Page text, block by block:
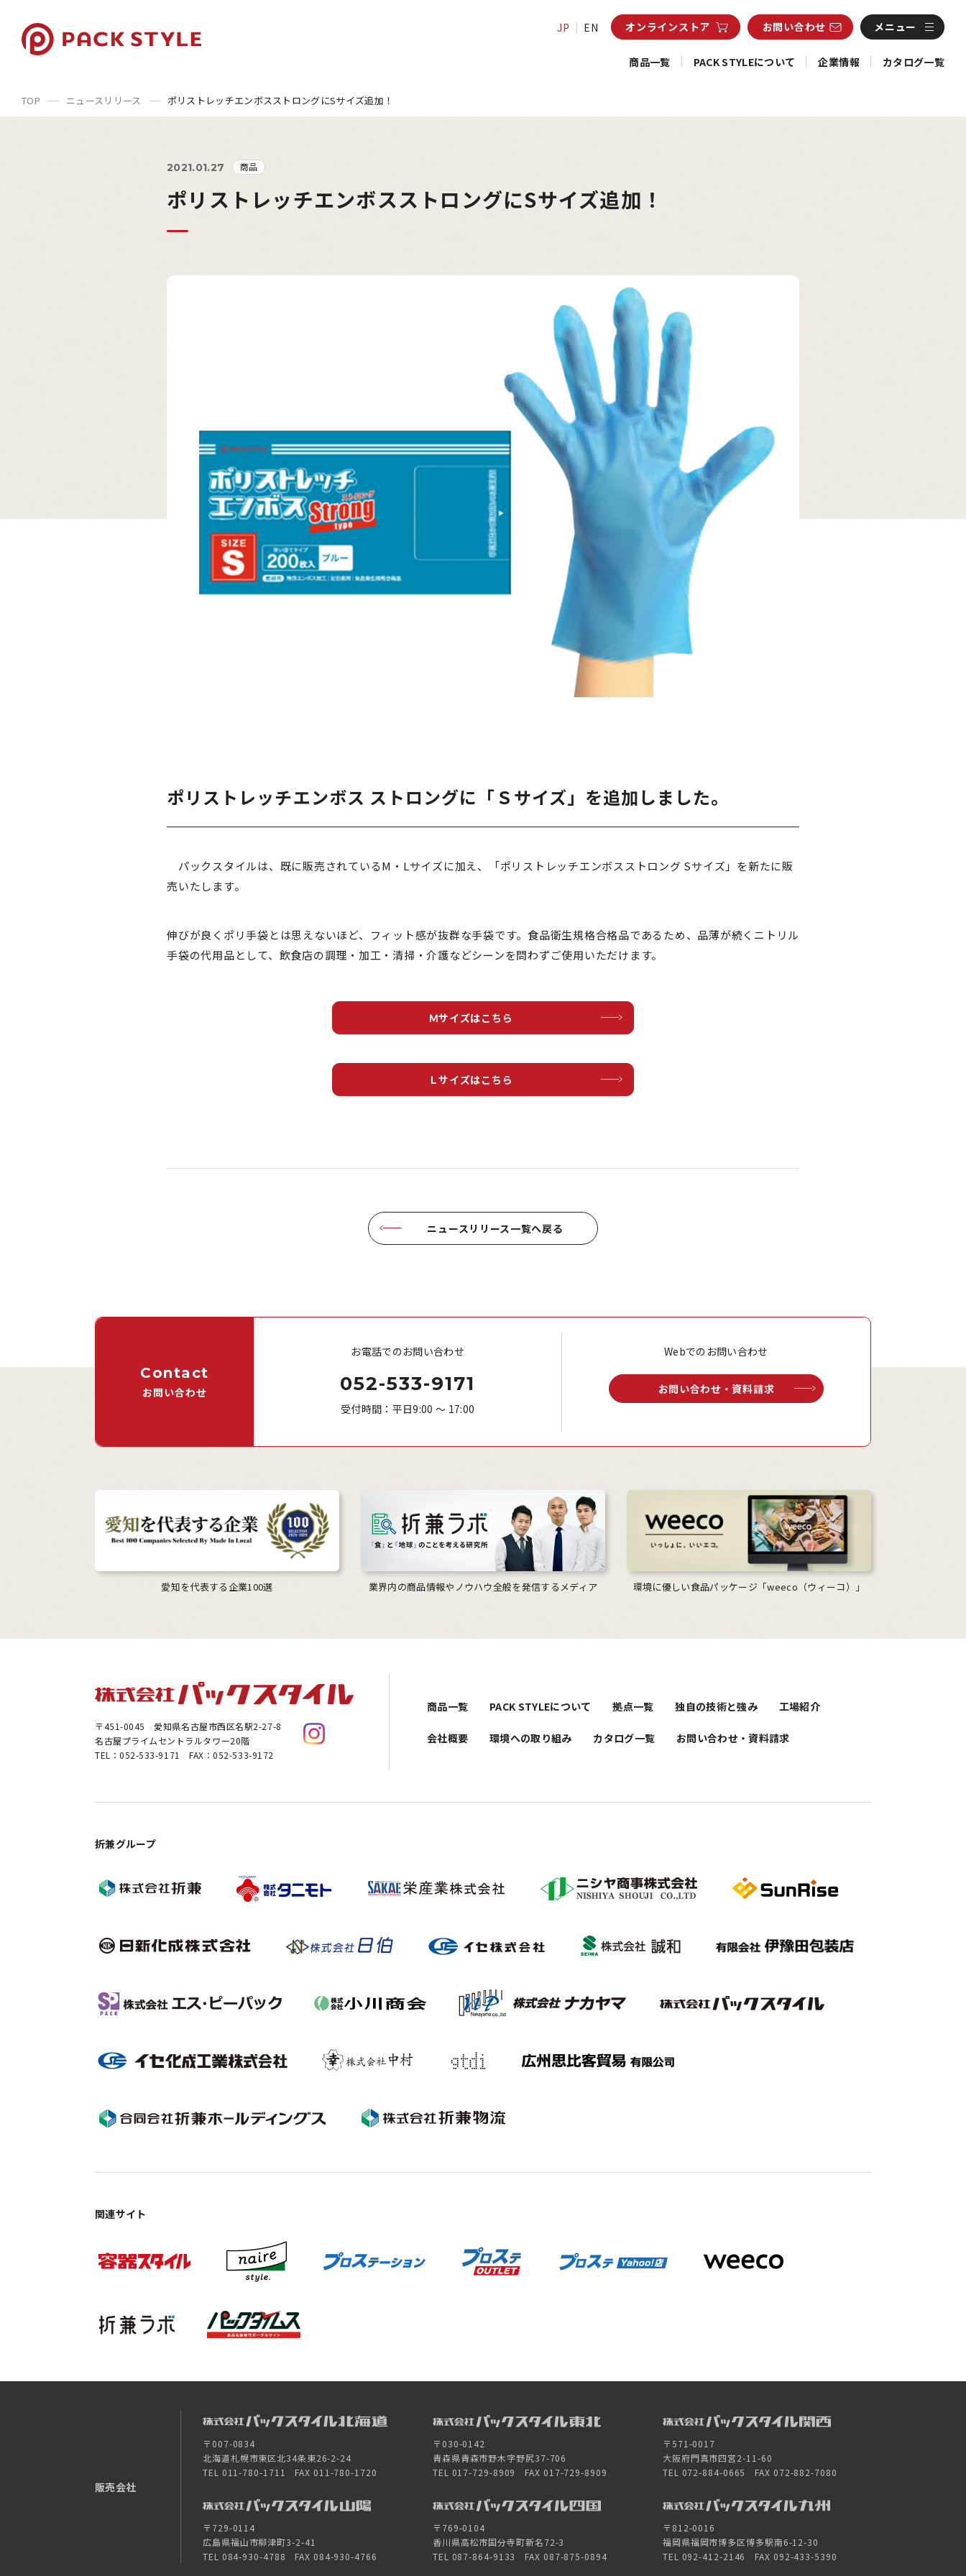
JP EN オンラインストア お問い合わせ メニュー
商品一覧 PACK STYLEについて 企業情報 カタログ一覧
TOP ニュースリリース ポリストレッチエンボスストロングにSサイズ追加！
2021.01.27 商品
ポリストレッチエンボスストロングにSサイズ追加！
ポリストレッチエンボス ストロングに「Ｓサイズ」を追加しました。
パックスタイルは、既に販売されているM・Lサイズに加え、「ポリストレッチエンボスストロング Sサイズ」を新たに販
売いたします。
伸びが良くポリ手袋とは思えないほど、フィット感が抜群な手袋です。食品衛生規格合格品であるため、品薄が続くニトリル
手袋の代用品として、飲食店の調理・加工・清掃・介護などシーンを問わずご使用いただけます。
Ｍサイズはこちら
Ｌサイズはこちら
ニュースリリース一覧へ戻る
Contact
お問い合わせ
お電話でのお問い合わせ
052-533-9171
受付時間：平日9:00 ～ 17:00
Webでのお問い合わせ
お問い合わせ・資料請求
愛知を代表する企業100選 業界内の商品情報やノウハウ全般を発信するメディア 環境に優しい食品パッケージ「weeco（ウィーコ）」
〒451-0045 愛知県名古屋市西区名駅2-27-8
名古屋プライムセントラルタワー20階
TEL：052-533-9171 FAX：052-533-9172
商品一覧 PACK STYLEについて 拠点一覧 独自の技術と強み 工場紹介
会社概要 環境への取り組み カタログ一覧 お問い合わせ・資料請求
折兼グループ
関連サイト
販売会社
〒007-0834
北海道札幌市東区北34条東26-2-24
TEL 011-780-1711 FAX 011-780-1720
〒030-0142
青森県青森市野木字野尻37-706
TEL 017-729-8909 FAX 017-729-8909
〒571-0017
大阪府門真市四宮2-11-60
TEL 072-884-0665 FAX 072-882-7080
〒729-0114
広島県福山市柳津町3-2-41
TEL 084-930-4788 FAX 084-930-4766
〒769-0104
香川県高松市国分寺町新名72-3
TEL 087-864-9133 FAX 087-875-0894
〒812-0016
福岡県福岡市博多区博多駅南6-12-30
TEL 092-412-2146 FAX 092-433-5390